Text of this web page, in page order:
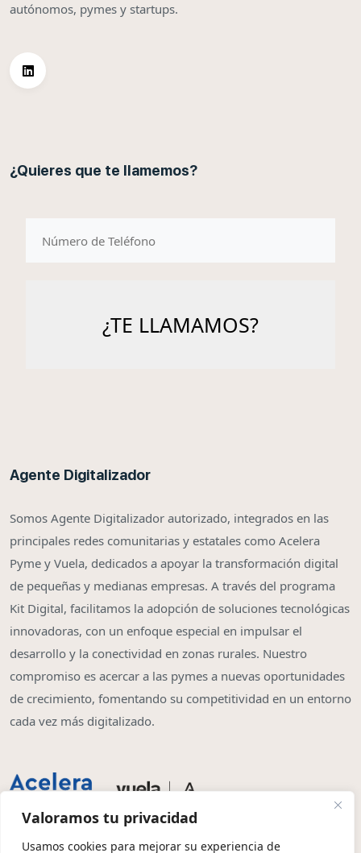
Valoramos tu privacidad
Usamos cookies para mejorar su experiencia de
autónomos, pymes y startups.
¿Quieres que te llamemos?
Agente Digitalizador
Somos Agente Digitalizador autorizado, integrados en las
principales redes comunitarias y estatales como Acelera
Pyme y Vuela, dedicados a apoyar la transformación digital
de pequeñas y medianas empresas. A través del programa
Kit Digital, facilitamos la adopción de soluciones tecnológicas
innovadoras, con un enfoque especial en impulsar el
desarrollo y la conectividad en zonas rurales. Nuestro
compromiso es acercar a las pymes a nuevas oportunidades
de crecimiento, fomentando su competitividad en un entorno
cada vez más digitalizado.